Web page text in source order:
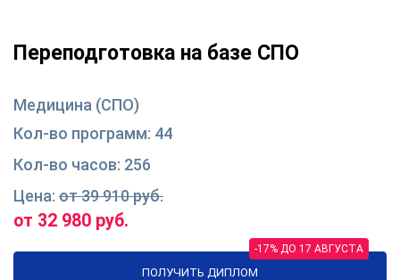
Переподготовка на базе СПО
Медицина (СПО)
44
256
от 39 910 руб.
от 32 980 руб.
ПОЛУЧИТЬ ДИПЛОМ
-17% ДО 17 АВГУСТА